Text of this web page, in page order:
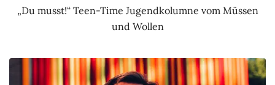
„Du musst!“ Teen-Time Jugendkolumne vom Müssen
und Wollen